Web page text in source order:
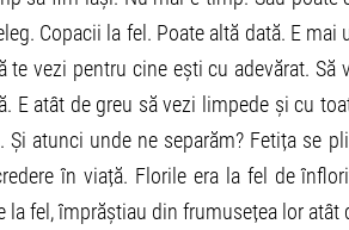
Copacii la fel. Poate altă dată. E mai
vezi pentru cine ești cu adevărat. Să
E atât de greu să vezi limpede și cu
atunci unde ne separăm? Fetița se
în viață. Florile era la fel de
la fel, împrăștiau din frumusețea lor atât